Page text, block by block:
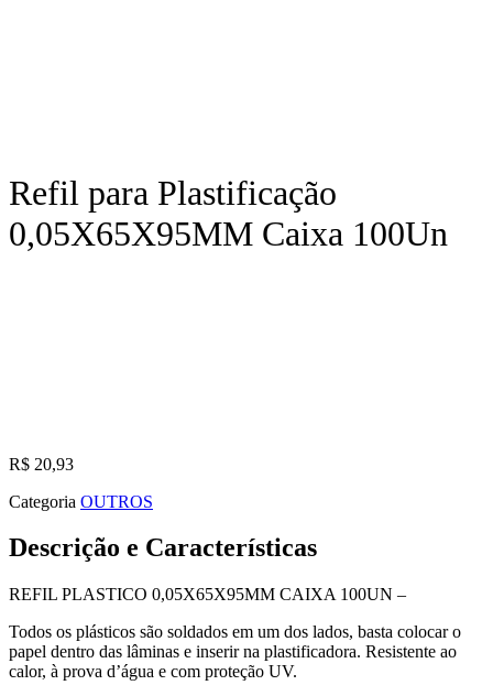
Refil para Plastificação
0,05X65X95MM Caixa 100Un
R$ 20,93
Categoria OUTROS
Descrição e Características
REFIL PLASTICO 0,05X65X95MM CAIXA 100UN –
Todos os plásticos são soldados em um dos lados, basta colocar o
papel dentro das lâminas e inserir na plastificadora. Resistente ao
calor, à prova d’água e com proteção UV.